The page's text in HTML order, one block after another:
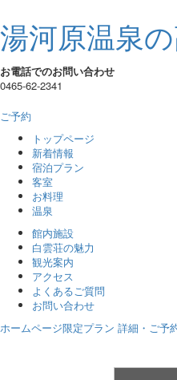
湯河原温泉
お電話でのお問い合わせ
0465-62-2341
ご予約
トップページ
新着情報
宿泊プラン
客室
お料理
温泉
館内施設
白雲荘の魅力
観光案内
アクセス
よくあるご質問
お問い合わせ
ホームページ限定プラン 詳細・ご予